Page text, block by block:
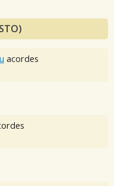
acordes